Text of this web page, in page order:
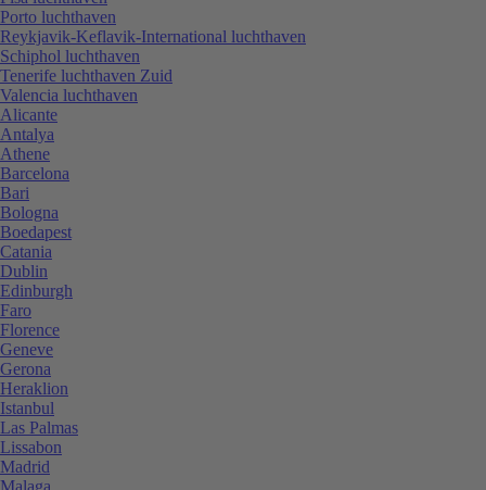
Porto luchthaven
Reykjavik-Keflavik-International luchthaven
Schiphol luchthaven
Tenerife luchthaven Zuid
Valencia luchthaven
Alicante
Antalya
Athene
Barcelona
Bari
Bologna
Boedapest
Catania
Dublin
Edinburgh
Faro
Florence
Geneve
Gerona
Heraklion
Istanbul
Las Palmas
Lissabon
Madrid
Malaga